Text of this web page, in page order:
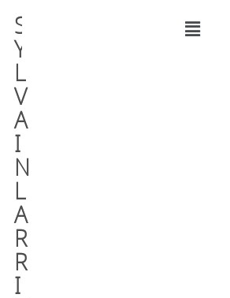
S
Y
L
V
A
I
N
L
A
R
R
I